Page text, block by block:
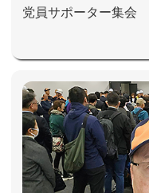
党員サポーター集会